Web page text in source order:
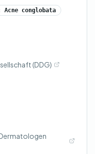
Acne conglobata
(DDG)